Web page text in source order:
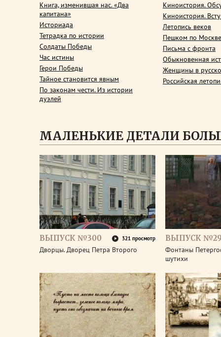
Книга, изменившая нас. «Два
капитана»
Историада
Тетрадка по истории
Солдаты Победы
Час истины
Герои Победы
Тайное становится явным
По законам чести. Из истории
дуэлей
Киноистория.
Киноистория.
Летопись веков
Пешком по Москве
Письма с фронта
Обыкновенная
Женщины в
Российская
МАЛЕНЬКИЕ ДЕТАЛИ
ВЫПУСК №300 321 просмотр
Дворцы. Дворец Петра Второго
ВЫПУСК
Фонтаны
шутихи